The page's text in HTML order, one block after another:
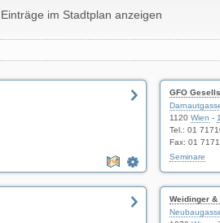
Einträge im Stadtplan anzeigen
GFO
1120 Wien -
Tel.: 01
Fax: 01
Seminare
Weidinger &